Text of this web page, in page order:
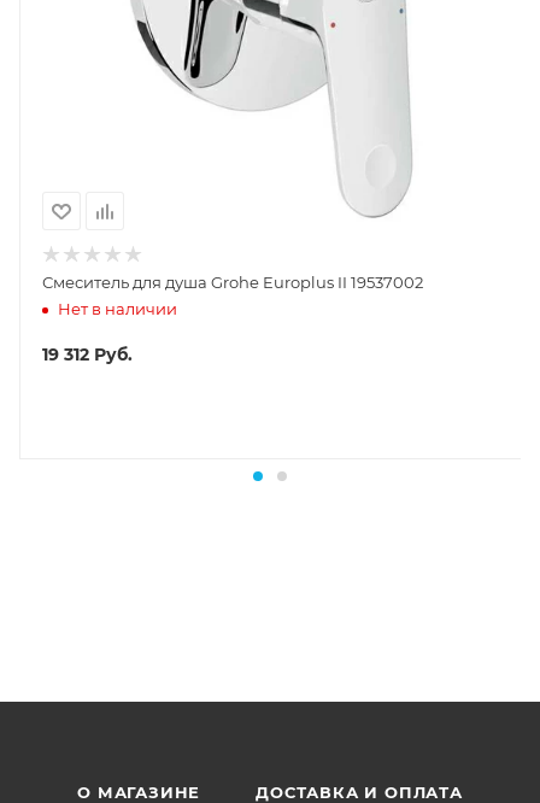
Смеситель для душа Grohe Europlus II 19537002
Нет в наличии
19 312 Руб.
О МАГАЗИНЕ ДОСТАВКА И ОПЛАТА